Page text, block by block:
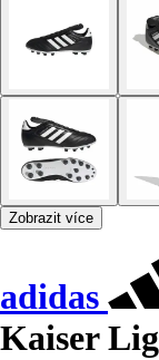
Zobrazit více
adidas
Kaiser